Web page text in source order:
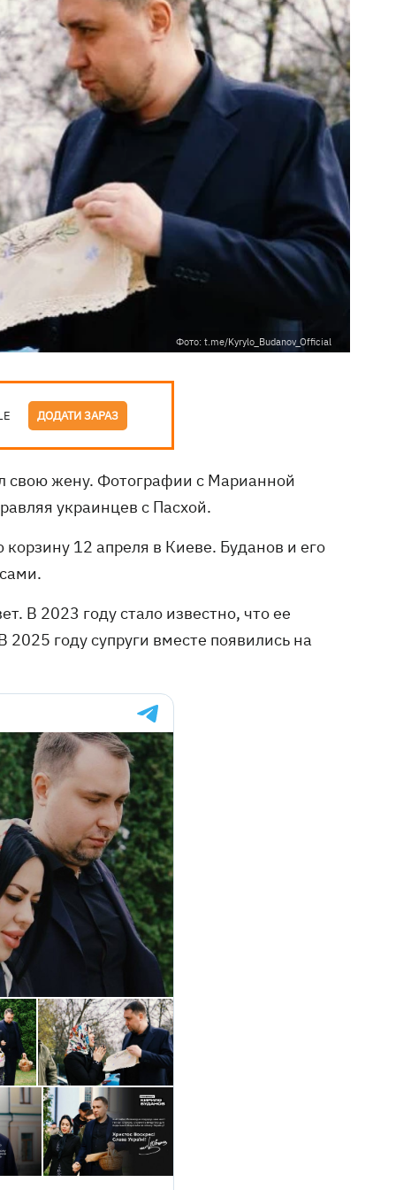
Фото: t.me/Kyrylo_Budanov_Official
ДОДАТИ ЗАРАЗ
свою жену. Фотографии с Марианной
украинцев с Пасхой.
12 апреля в Киеве. Буданов и его
В 2023 году стало известно, что ее
году супруги вместе появились на